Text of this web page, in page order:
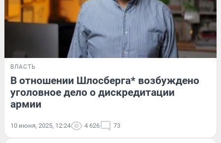
ВЛАСТЬ
В отношении Шлосберга* возбуждено
уголовное дело о дискредитации
армии
10 июня, 2025, 12:24 4 626 73